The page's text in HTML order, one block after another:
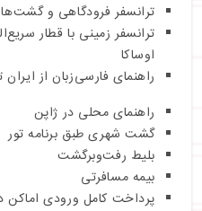
ترانسفر فرودگاهی و
ترانسفر زمینی با قطار
اوساکا
راهنمای فارسی‌زبان از ایران
راهنمای محلی در ژاپن
گشت شهری طبق برنامه تور
بلیط رفت‌وبرگشت
بیمه مسافرتی
پرداخت کامل ورودی اماکن